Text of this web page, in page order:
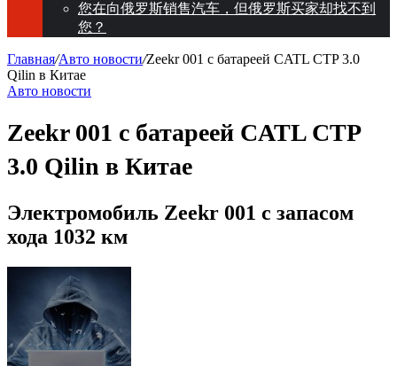
您在向俄罗斯销售汽车，但俄罗斯买家却找不到
您？
Главная/Авто новости/Zeekr 001 с батареей CATL CTP 3.0
Qilin в Китае
Авто новости
Zeekr 001 с батареей CATL CTP
3.0 Qilin в Китае
Электромобиль Zeekr 001 с запасом
хода 1032 км